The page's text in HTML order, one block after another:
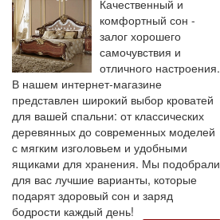
Качественный и
комфортный сон -
залог хорошего
самочувствия и
отличного настроения.
В нашем интернет-магазине
представлен широкий выбор кроватей
для вашей спальни: от классических
деревянных до современных моделей
с мягким изголовьем и удобными
ящиками для хранения. Мы подобрали
для вас лучшие варианты, которые
подарят здоровый сон и заряд
бодрости каждый день!